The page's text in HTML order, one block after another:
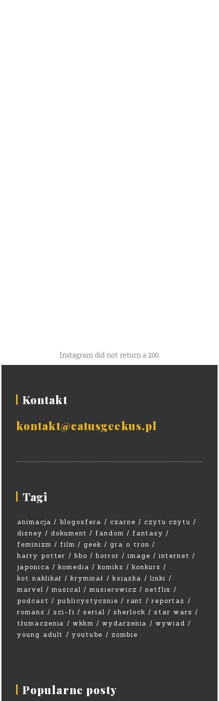
Instagram did not return a 200.
Kontakt
kontakt@catusgeekus.pl
Tagi
animacja blogosfera czarne
czytu czytu
disney
dokument fandom
fantasy
feminizm
film geek
gra o tron
harry potter
hbo horror image
internet
japonica
komedia komiks
konkurs
kot naklikał
kryminał książka
linki
marvel
musical musierowicz
netflix
podcast
publicystycznie rant
reportaż
romans
sci-fi serial sherlock
star wars
tłumaczenia
wkkm wydarzenia
wywiad
young adult
youtube zombie
Popularne posty